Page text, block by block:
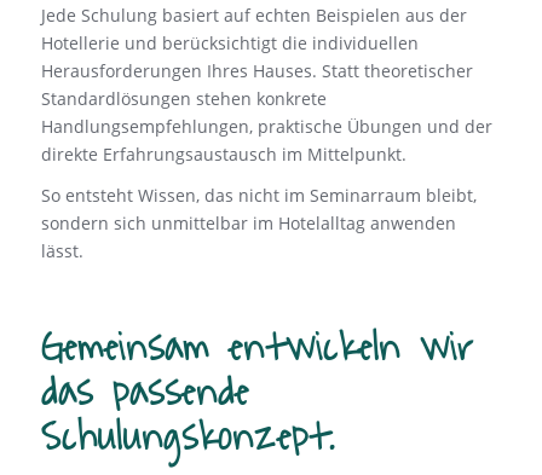
Jede Schulung basiert auf echten Beispielen aus der
Hotellerie und berücksichtigt die individuellen
Herausforderungen Ihres Hauses. Statt theoretischer
Standardlösungen stehen konkrete
Handlungsempfehlungen, praktische Übungen und der
direkte Erfahrungsaustausch im Mittelpunkt.
So entsteht Wissen, das nicht im Seminarraum bleibt,
sondern sich unmittelbar im Hotelalltag anwenden
lässt.
Gemeinsam entwickeln wir
das passende
Schulungskonzept.